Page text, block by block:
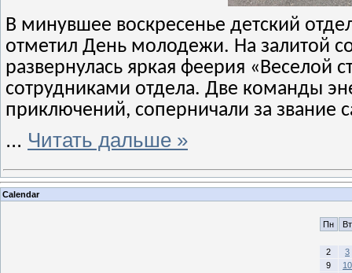
В минувшее воскресенье детский
отметил День молодежи. На залитой
развернулась яркая феерия «Веселой
сотрудниками отдела. Две команды
приключений, соперничали за звание
... Читать дальше »
Calendar
Пн Вт
2
3
9
10